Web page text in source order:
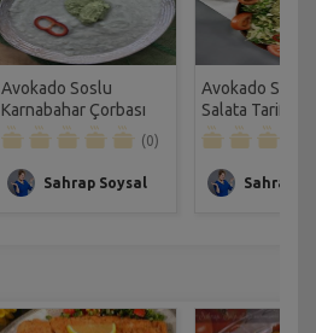
Avokado Soslu
Karnabahar Çorbası
Tarifi
(0)
Sahrap Soysal
Avokado Soslu
Salata Tarifi
Sahrap